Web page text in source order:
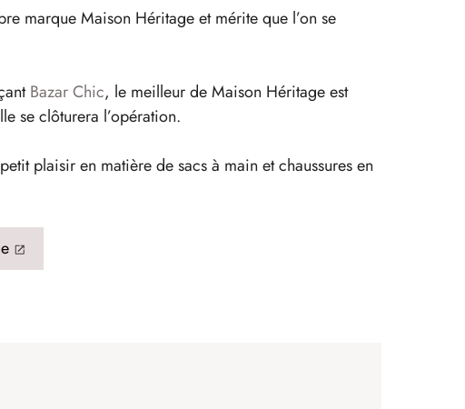
marque Maison Héritage et mérite que l’on se
Bazar Chic, le meilleur de Maison Héritage est
se clôturera l’opération.
plaisir en matière de sacs à main et chaussures en